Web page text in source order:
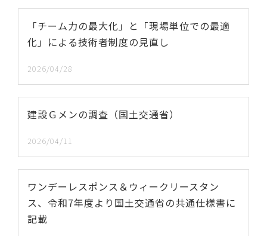
「チーム力の最大化」と「現場単位での最適
化」による技術者制度の見直し
2026/04/28
建設Ｇメンの調査（国土交通省）
2026/04/11
ワンデーレスポンス＆ウィークリースタン
ス、令和7年度より国土交通省の共通仕様書に
記載